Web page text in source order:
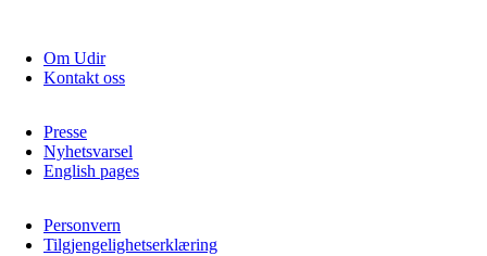
Om Udir
Kontakt oss
Presse
Nyhetsvarsel
English pages
Personvern
Tilgjengelighetserklæring